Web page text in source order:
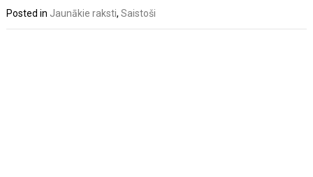
Posted in Jaunākie raksti,Saistoši